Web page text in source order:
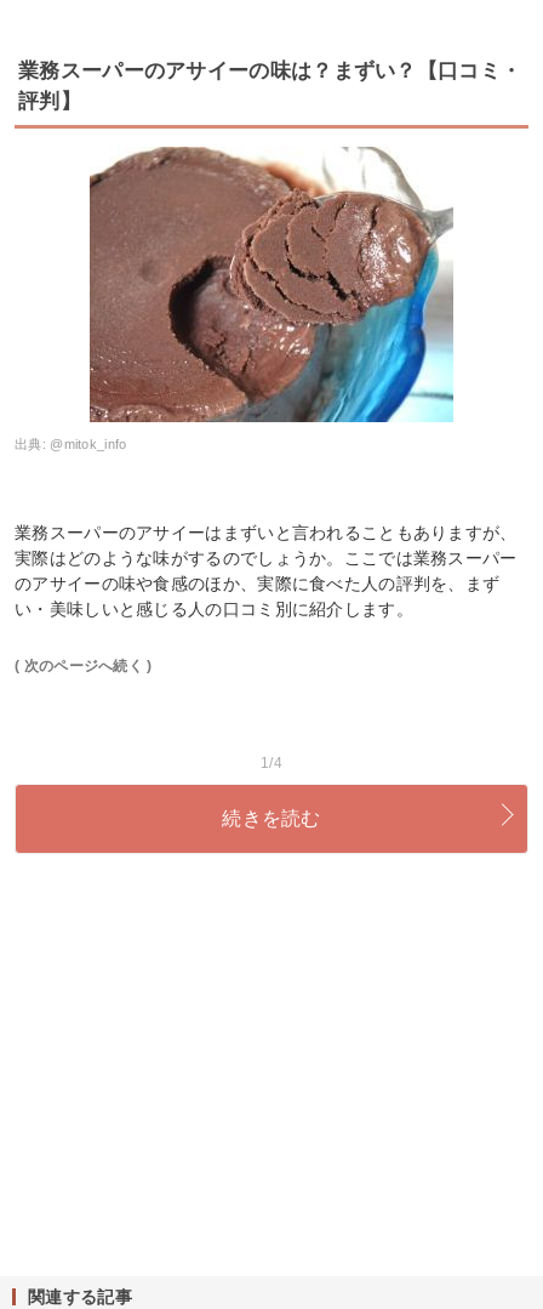
業務スーパーのアサイーの味は？まずい？【口コミ・
評判】
出典: @mitok_info
業務スーパーのアサイーはまずいと言われることもありますが、
実際はどのような味がするのでしょうか。ここでは業務スーパー
のアサイーの味や食感のほか、実際に食べた人の評判を、まず
い・美味しいと感じる人の口コミ別に紹介します。
( 次のページへ続く )
1/4
続きを読む
関連する記事